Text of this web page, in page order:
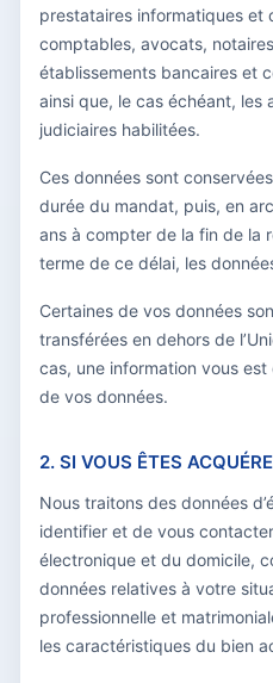
prestataires informatiques et
comptables, avocats,
établissements bancaires et
ainsi que, le cas échéant, les
judiciaires habilitées.
Ces données sont
durée du mandat, puis, en
ans à compter de la fin de la
terme de ce délai, les
Certaines de vos données
transférées en dehors de
cas, une information vous
de vos données.
2. SI VOUS ÊTES
Nous traitons des données
identifier et de vous
électronique et du domicile,
données relatives à votre
professionnelle et
les caractéristiques du bien